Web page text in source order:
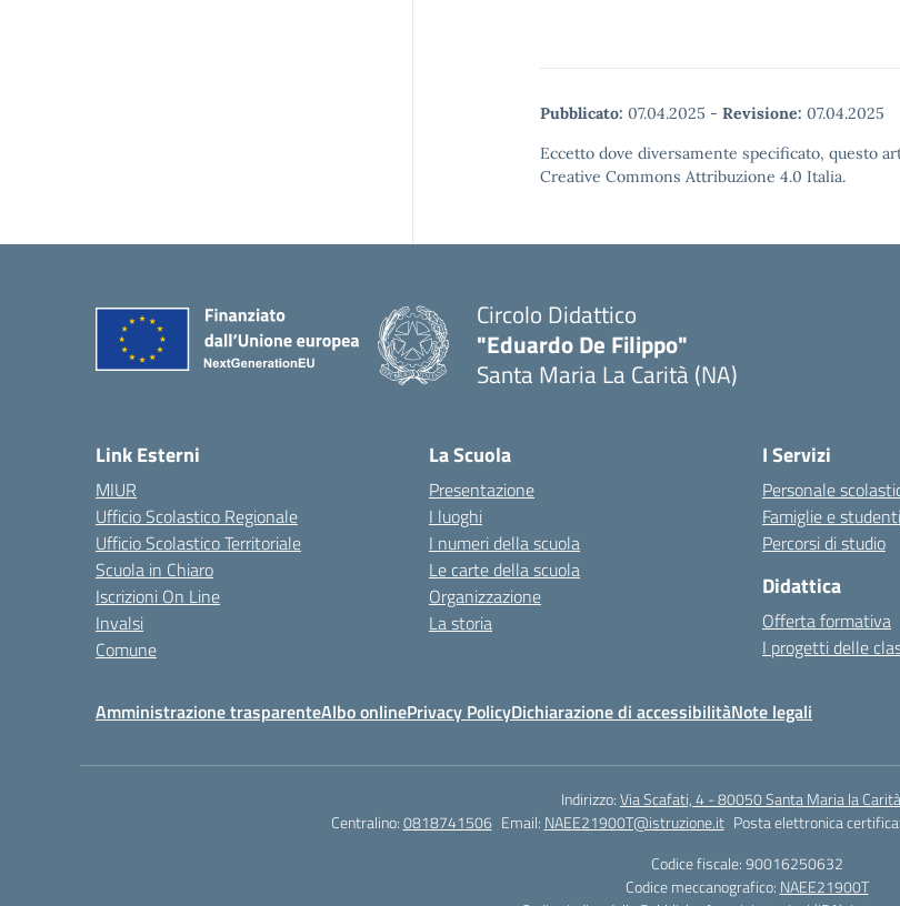
Pubblicato: 07.04.2025 - Revisione: 07.04.2025
Eccetto dove diversamente specificato, questo
Creative Commons Attribuzione 4.0 Italia.
Circolo Didattico
"Eduardo De Filippo"
Santa Maria La Carità (NA)
Link Esterni
MIUR
Ufficio Scolastico Regionale
Ufficio Scolastico Territoriale
Scuola in Chiaro
Iscrizioni On Line
Invalsi
Comune
La Scuola
Presentazione
I luoghi
I numeri della scuola
Le carte della scuola
Organizzazione
La storia
I Servizi
Personale
Famiglie e studenti
Percorsi di studio
Didattica
Offerta formativa
I progetti delle
Amministrazione trasparenteAlbo onlinePrivacy PolicyDichiarazione di accessibilitàNote legali
Indirizzo:Via Scafati, 4 - 80050 Santa Maria la
Centralino:0818741506 Email: NAEE21900T@istruzione.it Posta elettronica
Codice fiscale: 90016250632
Codice meccanografico: NAEE21900T